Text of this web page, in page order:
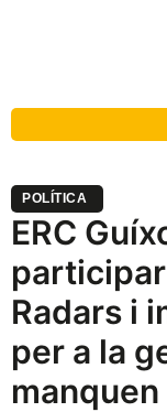
POLÍTICA
ERC
Radars i
per a la
manquen